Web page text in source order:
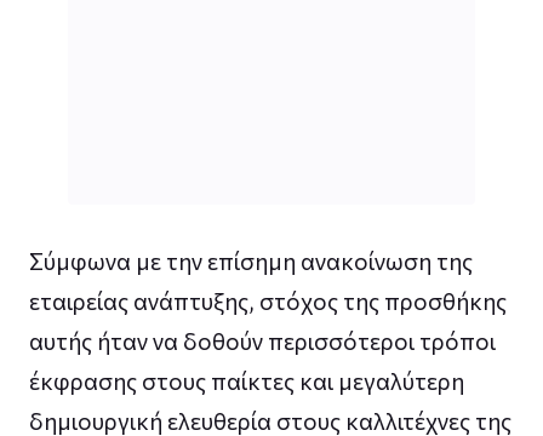
Σύμφωνα με την επίσημη ανακοίνωση της
εταιρείας ανάπτυξης, στόχος της προσθήκης
αυτής ήταν να δοθούν περισσότεροι τρόποι
έκφρασης στους παίκτες και μεγαλύτερη
δημιουργική ελευθερία στους καλλιτέχνες της